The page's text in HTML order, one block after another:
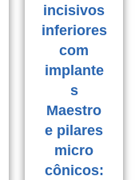
incisivos
inferiores
com
implante
s
Maestro
e pilares
micro
cônicos: